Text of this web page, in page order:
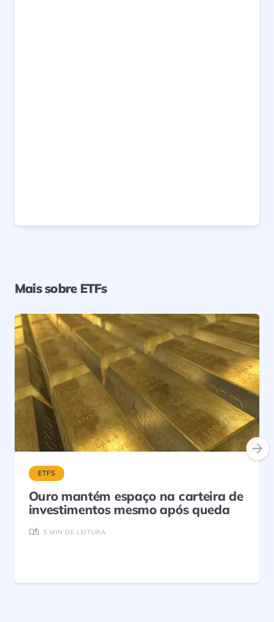
Mais sobre ETFs
ETFS
Ouro mantém espaço na carteira de
investimentos mesmo após queda
5 MIN DE LEITURA